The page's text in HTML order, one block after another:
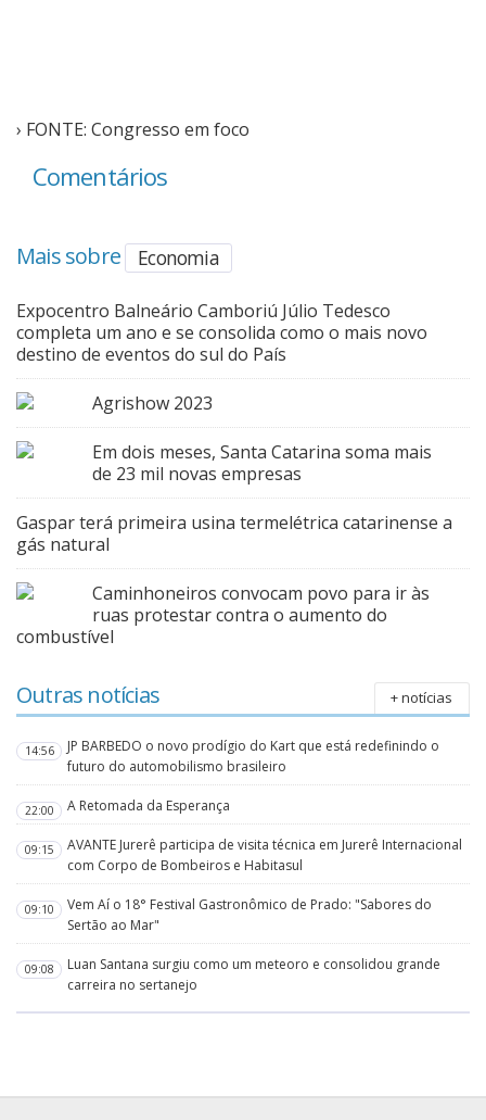
› FONTE: Congresso em foco
Comentários
Mais sobre Economia
Expocentro Balneário Camboriú Júlio Tedesco
completa um ano e se consolida como o mais novo
destino de eventos do sul do País
Agrishow 2023
Em dois meses, Santa Catarina soma mais
de 23 mil novas empresas
Gaspar terá primeira usina termelétrica catarinense a
gás natural
Caminhoneiros convocam povo para ir às
ruas protestar contra o aumento do
combustível
Outras notícias + notícias
14:56
JP BARBEDO o novo prodígio do Kart que está redefinindo o
futuro do automobilismo brasileiro
22:00 A Retomada da Esperança
09:15
AVANTE Jurerê participa de visita técnica em Jurerê Internacional
com Corpo de Bombeiros e Habitasul
09:10
Vem Aí o 18° Festival Gastronômico de Prado: "Sabores do
Sertão ao Mar"
09:08
Luan Santana surgiu como um meteoro e consolidou grande
carreira no sertanejo